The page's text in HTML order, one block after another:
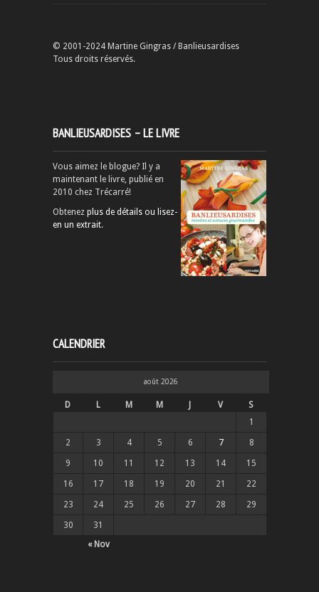
© 2001-2024 Martine Gingras / Banlieusardises
Tous droits réservés.
BANLIEUSARDISES – LE LIVRE
Vous aimez le blogue? Il y a
maintenant le livre, publié en
2010 chez Trécarré!
Obtenez plus de détails ou lisez-
en un extrait.
CALENDRIER
août 2026
D L M M V S
« Nov
1
2 3 4 5 6 7 8
9 10 11 12 13 14 15
16 17 18 19 20 21 22
23 24 25 26 27 28 29
30 31